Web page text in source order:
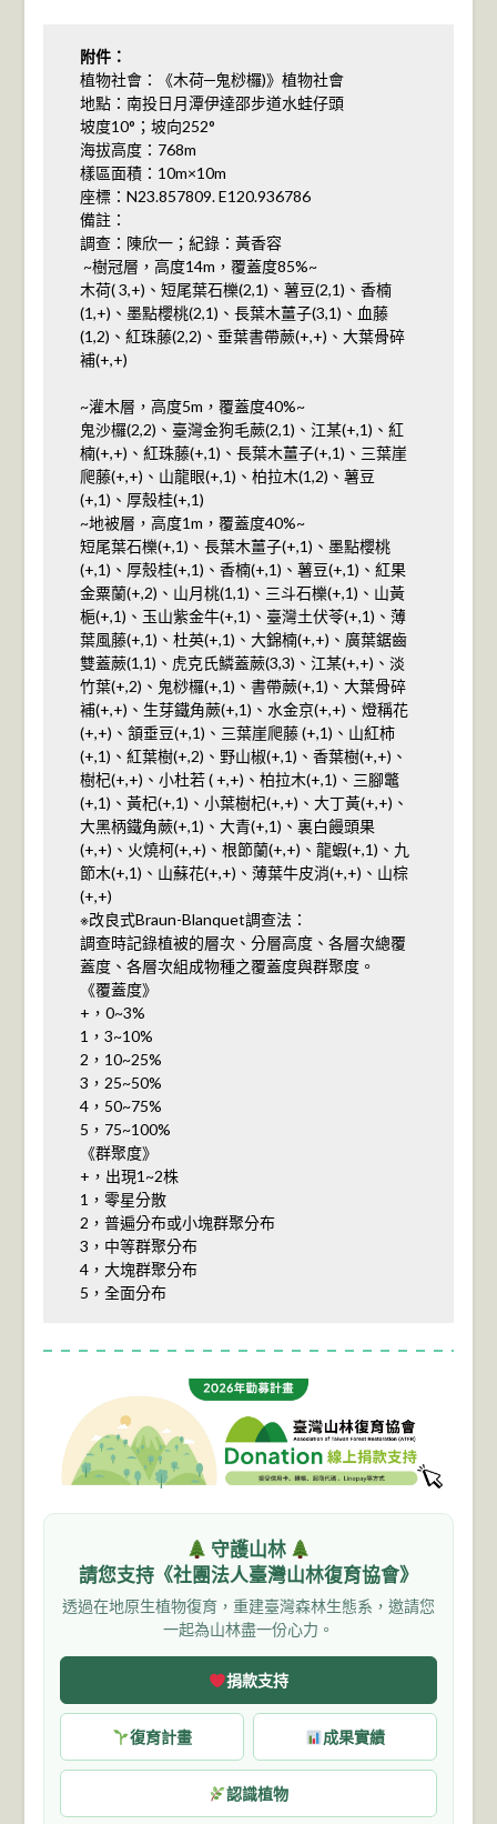
附件：
植物社會：《木荷─鬼桫欏)》植物社會
地點：南投日月潭伊達邵步道水蛙仔頭
坡度10°；坡向252°
海拔高度：768m
樣區面積：10m×10m
座標：N23.857809. E120.936786
備註：
調查：陳欣一；紀錄：黃香容
~樹冠層，高度14m，覆蓋度85%~
木荷( 3,+)、短尾葉石櫟(2,1)、薯豆(2,1)、香楠
(1,+)、墨點櫻桃(2,1)、長葉木薑子(3,1)、血藤
(1,2)、紅珠藤(2,2)、垂葉書帶蕨(+,+)、大葉骨碎
補(+,+)
~灌木層，高度5m，覆蓋度40%~
鬼沙欏(2,2)、臺灣金狗毛蕨(2,1)、江某(+,1)、紅
楠(+,+)、紅珠藤(+,1)、長葉木薑子(+,1)、三葉崖
爬藤(+,+)、山龍眼(+,1)、柏拉木(1,2)、薯豆
(+,1)、厚殼桂(+,1)
~地被層，高度1m，覆蓋度40%~
短尾葉石櫟(+,1)、長葉木薑子(+,1)、墨點櫻桃
(+,1)、厚殼桂(+,1)、香楠(+,1)、薯豆(+,1)、紅果
金粟蘭(+,2)、山月桃(1,1)、三斗石櫟(+,1)、山黃
梔(+,1)、玉山紫金牛(+,1)、臺灣土伏苓(+,1)、薄
葉風藤(+,1)、杜英(+,1)、大錦楠(+,+)、廣葉鋸齒
雙蓋蕨(1,1)、虎克氏鱗蓋蕨(3,3)、江某(+,+)、淡
竹葉(+,2)、鬼桫欏(+,1)、書帶蕨(+,1)、大葉骨碎
補(+,+)、生芽鐵角蕨(+,1)、水金京(+,+)、燈稱花
(+,+)、頷垂豆(+,1)、三葉崖爬藤 (+,1)、山紅柿
(+,1)、紅葉樹(+,2)、野山椒(+,1)、香葉樹(+,+)、
樹杞(+,+)、小杜若 ( +,+)、柏拉木(+,1)、三腳鼈
(+,1)、黃杞(+,1)、小葉樹杞(+,+)、大丁黃(+,+)、
大黑柄鐵角蕨(+,1)、大青(+,1)、裏白饅頭果
(+,+)、火燒柯(+,+)、根節蘭(+,+)、龍蝦(+,1)、九
節木(+,1)、山蘇花(+,+)、薄葉牛皮消(+,+)、山棕
(+,+)
※改良式Braun-Blanquet調查法：
調查時記錄植被的層次、分層高度、各層次總覆
蓋度、各層次組成物種之覆蓋度與群聚度。
《覆蓋度》
+，0~3%
1，3~10%
2，10~25%
3，25~50%
4，50~75%
5，75~100%
《群聚度》
+，出現1~2株
1，零星分散
2，普遍分布或小塊群聚分布
3，中等群聚分布
4，大塊群聚分布
5，全面分布
守護山林
請您支持《社團法人臺灣山林復育協會》
透過在地原生植物復育，重建臺灣森林生態系，邀請您
一起為山林盡一份心力。
捐款支持
復育計畫 成果實績
認識植物